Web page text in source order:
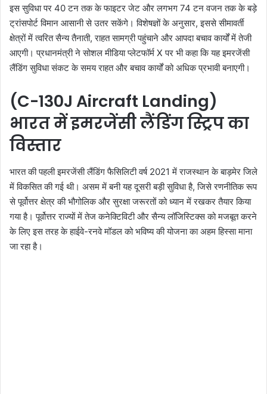
इस सुविधा पर 40 टन तक के फाइटर जेट और लगभग 74 टन वजन तक के बड़े
ट्रांसपोर्ट विमान आसानी से उतर सकेंगे। विशेषज्ञों के अनुसार, इससे सीमावर्ती
क्षेत्रों में त्वरित सैन्य तैनाती, राहत सामग्री पहुंचाने और आपदा बचाव कार्यों में तेजी
आएगी। प्रधानमंत्री ने सोशल मीडिया प्लेटफॉर्म X पर भी कहा कि यह इमरजेंसी
लैंडिंग सुविधा संकट के समय राहत और बचाव कार्यों को अधिक प्रभावी बनाएगी।
(C-130J Aircraft Landing)
भारत में इमरजेंसी लैंडिंग स्ट्रिप का
विस्तार
भारत की पहली इमरजेंसी लैंडिंग फैसिलिटी वर्ष 2021 में राजस्थान के बाड़मेर जिले
में विकसित की गई थी। असम में बनी यह दूसरी बड़ी सुविधा है, जिसे रणनीतिक रूप
से पूर्वोत्तर क्षेत्र की भौगोलिक और सुरक्षा जरूरतों को ध्यान में रखकर तैयार किया
गया है। पूर्वोत्तर राज्यों में तेज कनेक्टिविटी और सैन्य लॉजिस्टिक्स को मजबूत करने
के लिए इस तरह के हाईवे-रनवे मॉडल को भविष्य की योजना का अहम हिस्सा माना
जा रहा है।